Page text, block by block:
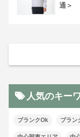
通＞
人気のキー
ブランクOk ブラン